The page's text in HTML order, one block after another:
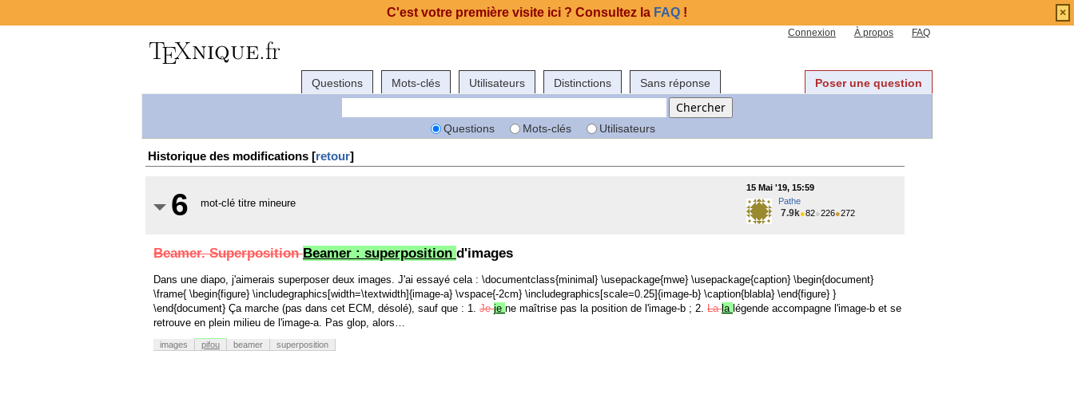
Connexion À propos FAQ
Questions Mots-clés Utilisateurs Distinctions Sans réponse Poser une question
Questions Mots-clés Utilisateurs
Historique des modifications [retour]
6 mot-clé titre mineure
15 Mai '19, 15:59
Pathe
7.9k●82●226●272
Beamer. SuperpositionBeamer : superposition d'images
Dans une diapo, j'aimerais superposer deux images. J'ai essayé cela : \documentclass{minimal} \usepackage{mwe} \usepackage{caption} \begin{document}
\frame{ \begin{figure} \includegraphics[width=\textwidth]{image-a} \vspace{-2cm} \includegraphics[scale=0.25]{image-b} \caption{blabla} \end{figure} }
\end{document} Ça marche (pas dans cet ECM, désolé), sauf que : 1. Jeje ne maîtrise pas la position de l'image-b ; 2. La la légende accompagne l'image-b et se
retrouve en plein milieu de l'image-a. Pas glop, alors…
images pifou beamer superposition
C'est votre première visite ici ? Consultez la FAQ ! ×